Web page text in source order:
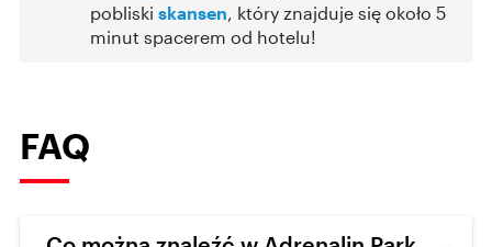
pobliski skansen , który znajduje się około 5
minut spacerem od hotelu!
FAQ